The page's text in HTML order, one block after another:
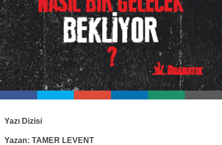
Yazı Dizisi
Yazan: TAMER LEVENT